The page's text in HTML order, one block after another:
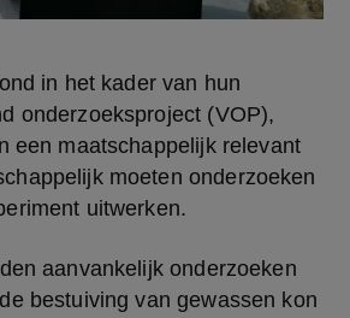
in het kader van hun
onderzoeksproject (VOP),
een maatschappelijk relevant
moeten onderzoeken
uitwerken.
aanvankelijk onderzoeken
bestuiving van gewassen kon